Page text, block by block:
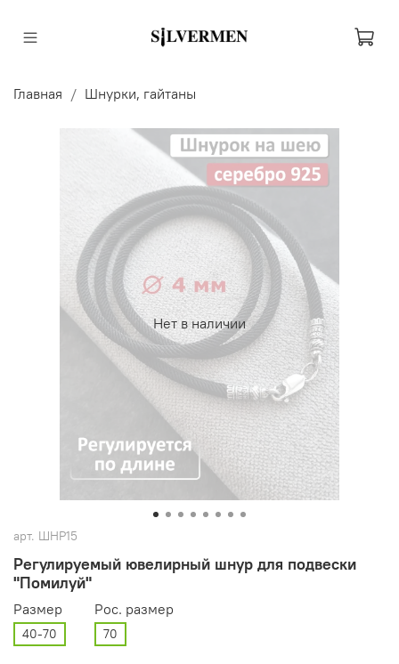
Главная Шнурки, гайтаны
Нет в наличии
арт. ШНР15
Регулируемый ювелирный шнур для подвески
"Помилуй"
Размер
40-70
Рос. размер
70